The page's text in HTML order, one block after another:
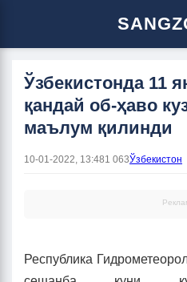
Ўзбекистонда 11
қандай об-ҳаво
маълум қилинди
10-01-2022, 13:481 063Ўзбекистон
Республика